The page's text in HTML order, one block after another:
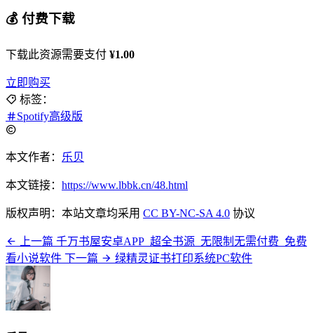
💰 付费下载
下载此资源需要支付 ¥1.00
立即购买
标签：
Spotify高级版
本文作者： 乐贝
本文链接： https://www.lbbk.cn/48.html
版权声明：本站文章均采用 CC BY-NC-SA 4.0 协议
上一篇 千万书屋安卓APP_超全书源_无限制无需付费_免费
看小说软件 下一篇 绿精灵证书打印系统PC软件